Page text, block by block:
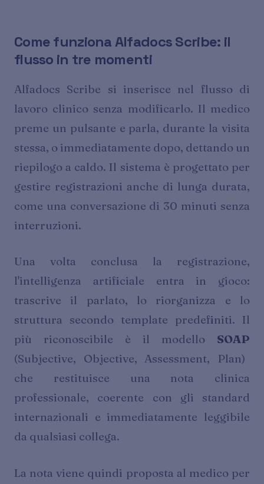
Come funziona Alfadocs Scribe: il
flusso in tre momenti
Alfadocs Scribe si inserisce nel flusso di
lavoro clinico senza modificarlo. Il medico
preme un pulsante e parla, durante la visita
stessa, o immediatamente dopo, dettando un
riepilogo a caldo. Il sistema è progettato per
gestire registrazioni anche di lunga durata,
come una conversazione di 30 minuti senza
interruzioni.
Una volta conclusa la registrazione,
l'intelligenza artificiale entra in gioco:
trascrive il parlato, lo riorganizza e lo
struttura secondo template predefiniti. Il
più riconoscibile è il modello SOAP
(Subjective, Objective, Assessment, Plan)
che restituisce una nota clinica
professionale, coerente con gli standard
internazionali e immediatamente leggibile
da qualsiasi collega.
La nota viene quindi proposta al medico per